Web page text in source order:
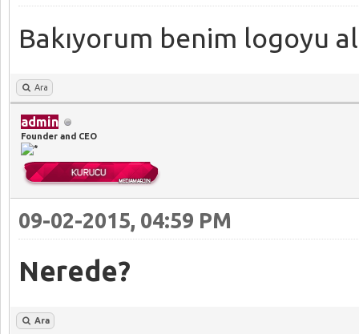
Bakıyorum benim logoyu
Ara
admin
Founder and CEO
09-02-2015, 04:59 PM
Nerede?
Ara